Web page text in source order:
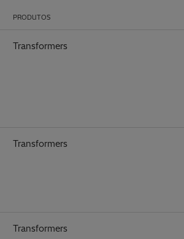
PRODUTOS
Transformers
Transformers
Transformers